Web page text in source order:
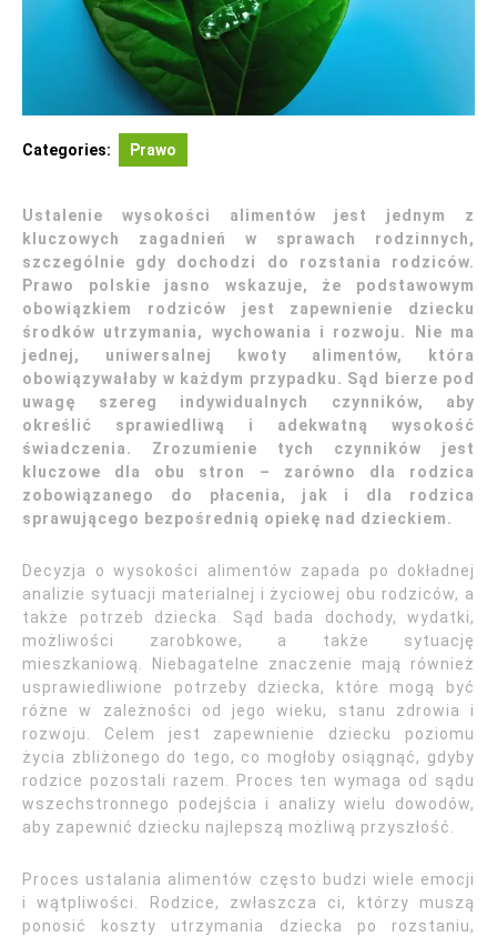
Categories: Prawo
Ustalenie wysokości alimentów jest jednym z
kluczowych zagadnień w sprawach rodzinnych,
szczególnie gdy dochodzi do rozstania rodziców.
Prawo polskie jasno wskazuje, że podstawowym
obowiązkiem rodziców jest zapewnienie dziecku
środków utrzymania, wychowania i rozwoju. Nie ma
jednej, uniwersalnej kwoty alimentów, która
obowiązywałaby w każdym przypadku. Sąd bierze pod
uwagę szereg indywidualnych czynników, aby
określić sprawiedliwą i adekwatną wysokość
świadczenia. Zrozumienie tych czynników jest
kluczowe dla obu stron – zarówno dla rodzica
zobowiązanego do płacenia, jak i dla rodzica
sprawującego bezpośrednią opiekę nad dzieckiem.
Decyzja o wysokości alimentów zapada po dokładnej
analizie sytuacji materialnej i życiowej obu rodziców, a
także potrzeb dziecka. Sąd bada dochody, wydatki,
możliwości zarobkowe, a także sytuację
mieszkaniową. Niebagatelne znaczenie mają również
usprawiedliwione potrzeby dziecka, które mogą być
różne w zależności od jego wieku, stanu zdrowia i
rozwoju. Celem jest zapewnienie dziecku poziomu
życia zbliżonego do tego, co mogłoby osiągnąć, gdyby
rodzice pozostali razem. Proces ten wymaga od sądu
wszechstronnego podejścia i analizy wielu dowodów,
aby zapewnić dziecku najlepszą możliwą przyszłość.
Proces ustalania alimentów często budzi wiele emocji
i wątpliwości. Rodzice, zwłaszcza ci, którzy muszą
ponosić koszty utrzymania dziecka po rozstaniu,